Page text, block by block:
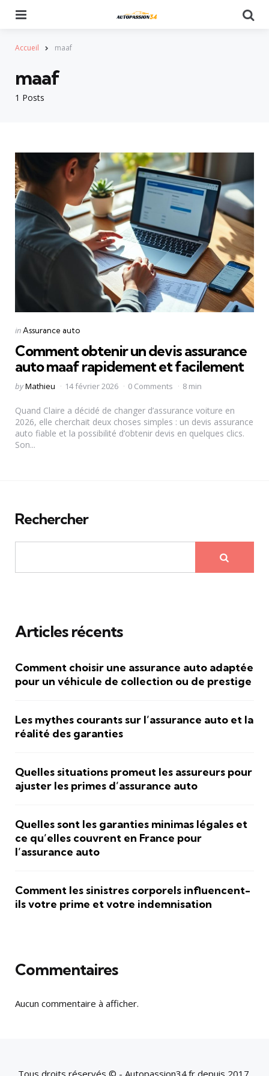
Accueil maaf
1 Posts
maaf
Categories
Posted
inAssurance auto
Comment obtenir un devis assurance
auto maaf rapidement et facilement
Posted
byMathieu 14 février 2026 0 Comments 8 min
Quand Claire a décidé de changer d’assurance voiture en
2026, elle cherchait deux choses simples : un devis assurance
auto fiable et la possibilité d’obtenir devis en quelques clics.
Son...
Rechercher
Articles récents
Comment choisir une assurance auto adaptée
pour un véhicule de collection ou de prestige
Les mythes courants sur l’assurance auto et la
réalité des garanties
Quelles situations promeut les assureurs pour
ajuster les primes d’assurance auto
Quelles sont les garanties minimas légales et
ce qu’elles couvrent en France pour
l’assurance auto
Comment les sinistres corporels influencent-
ils votre prime et votre indemnisation
Commentaires
Aucun commentaire à afficher.
Tous droits réservés © - Autopassion34.fr depuis 2017.